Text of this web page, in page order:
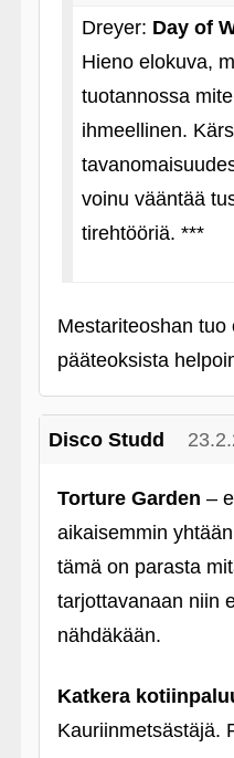
Dreyer: Day of
Hieno elokuva,
tuotannossa
ihmeellinen.
voinu vääntää
tirehtööriä. ***
Mestariteoshan tuo
pääteoksista
Disco Studd
Torture Garden –
aikaisemmin
tämä on parasta
tarjottavanaan niin
nähdäkään.
Katkera
Kauriinmetsästäjä.